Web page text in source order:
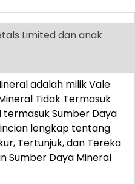
Limited dan anak
adalah milik Vale
Tidak Termasuk
termasuk Sumber Daya
lengkap tentang
Tertunjuk, dan Tereka
Sumber Daya Mineral